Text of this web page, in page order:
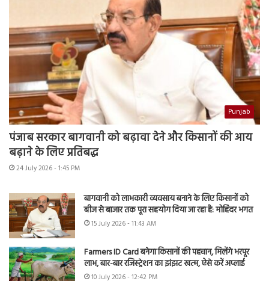
Punjab
पंजाब सरकार बागवानी को बढ़ावा देने और किसानों की आय
बढ़ाने के लिए प्रतिबद्ध
24 July 2026 - 1:45 PM
बागवानी को लाभकारी व्यवसाय बनाने के लिए किसानों को
बीज से बाजार तक पूरा सहयोग दिया जा रहा है: मोहिंदर भगत
15 July 2026 - 11:43 AM
Farmers ID Card बनेगा किसानों की पहचान, मिलेंगे भरपूर
लाभ, बार-बार रजिस्ट्रेशन का झंझट खत्म, ऐसे करें अप्लाई
10 July 2026 - 12:42 PM